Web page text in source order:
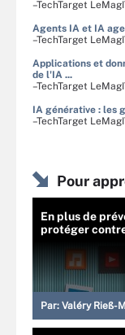
–TechTarget
Agents IA et IA
–TechTarget
Applications et
de l'IA ...
–TechTarget
IA générative : les
–TechTarget
Pour
En plus de
protéger
Par: Valéry Rieß-